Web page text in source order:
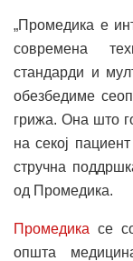
„Промедика е
современа
стандарди и
обезбедиме
грижа. Она што
на секој
стручна
од Промедика.
Промедика се
општа